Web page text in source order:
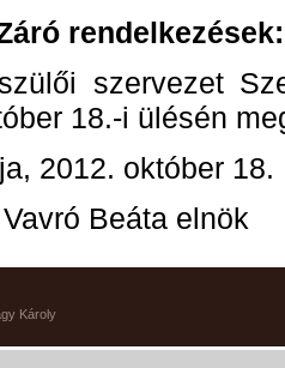
rendelkezések:
szervezet
18.-i ülésén
2012. október 18.
Beáta elnök
Károly